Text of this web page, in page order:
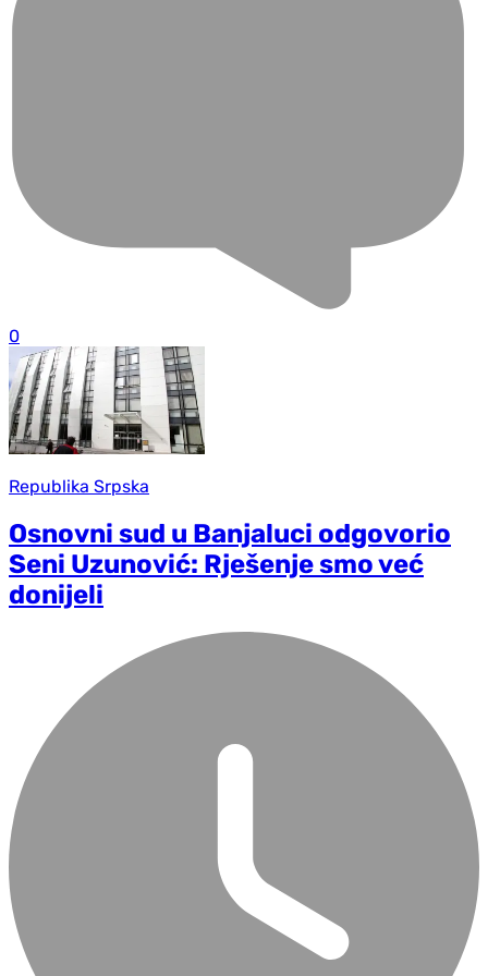
0
Republika Srpska
Osnovni sud u Banjaluci odgovorio
Seni Uzunović: Rješenje smo već
donijeli